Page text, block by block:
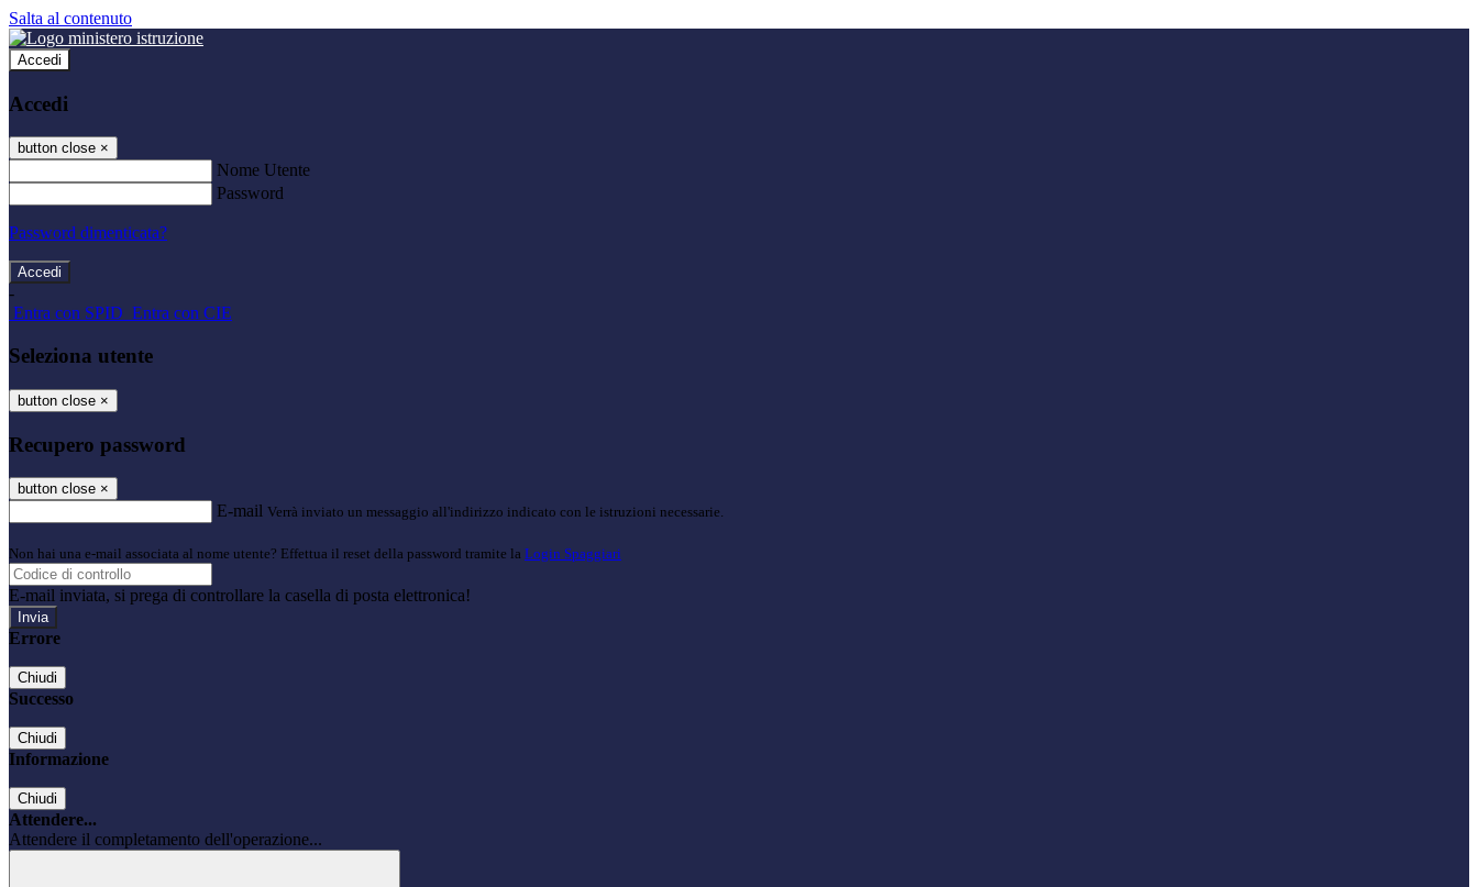
Salta al contenuto
Accedi
Accedi
button close ×
Nome Utente
Password
Password dimenticata?
-
Entra con SPID Entra con CIE
Seleziona utente
button close ×
Recupero password
button close ×
E-mail Verrà inviato un messaggio all'indirizzo indicato con le istruzioni necessarie.
Non hai una e-mail associata al nome utente? Effettua il reset della password tramite la Login Spaggiari
E-mail inviata, si prega di controllare la casella di posta elettronica!
Errore
Chiudi
Successo
Chiudi
Informazione
Chiudi
Attendere...
Attendere il completamento dell'operazione...